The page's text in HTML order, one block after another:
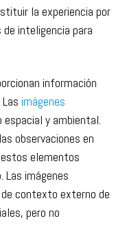
la experiencia por
inteligencia para
información
Lasimágenes
y ambiental.
observaciones en
elementos
imágenes
contexto externo de
pero no